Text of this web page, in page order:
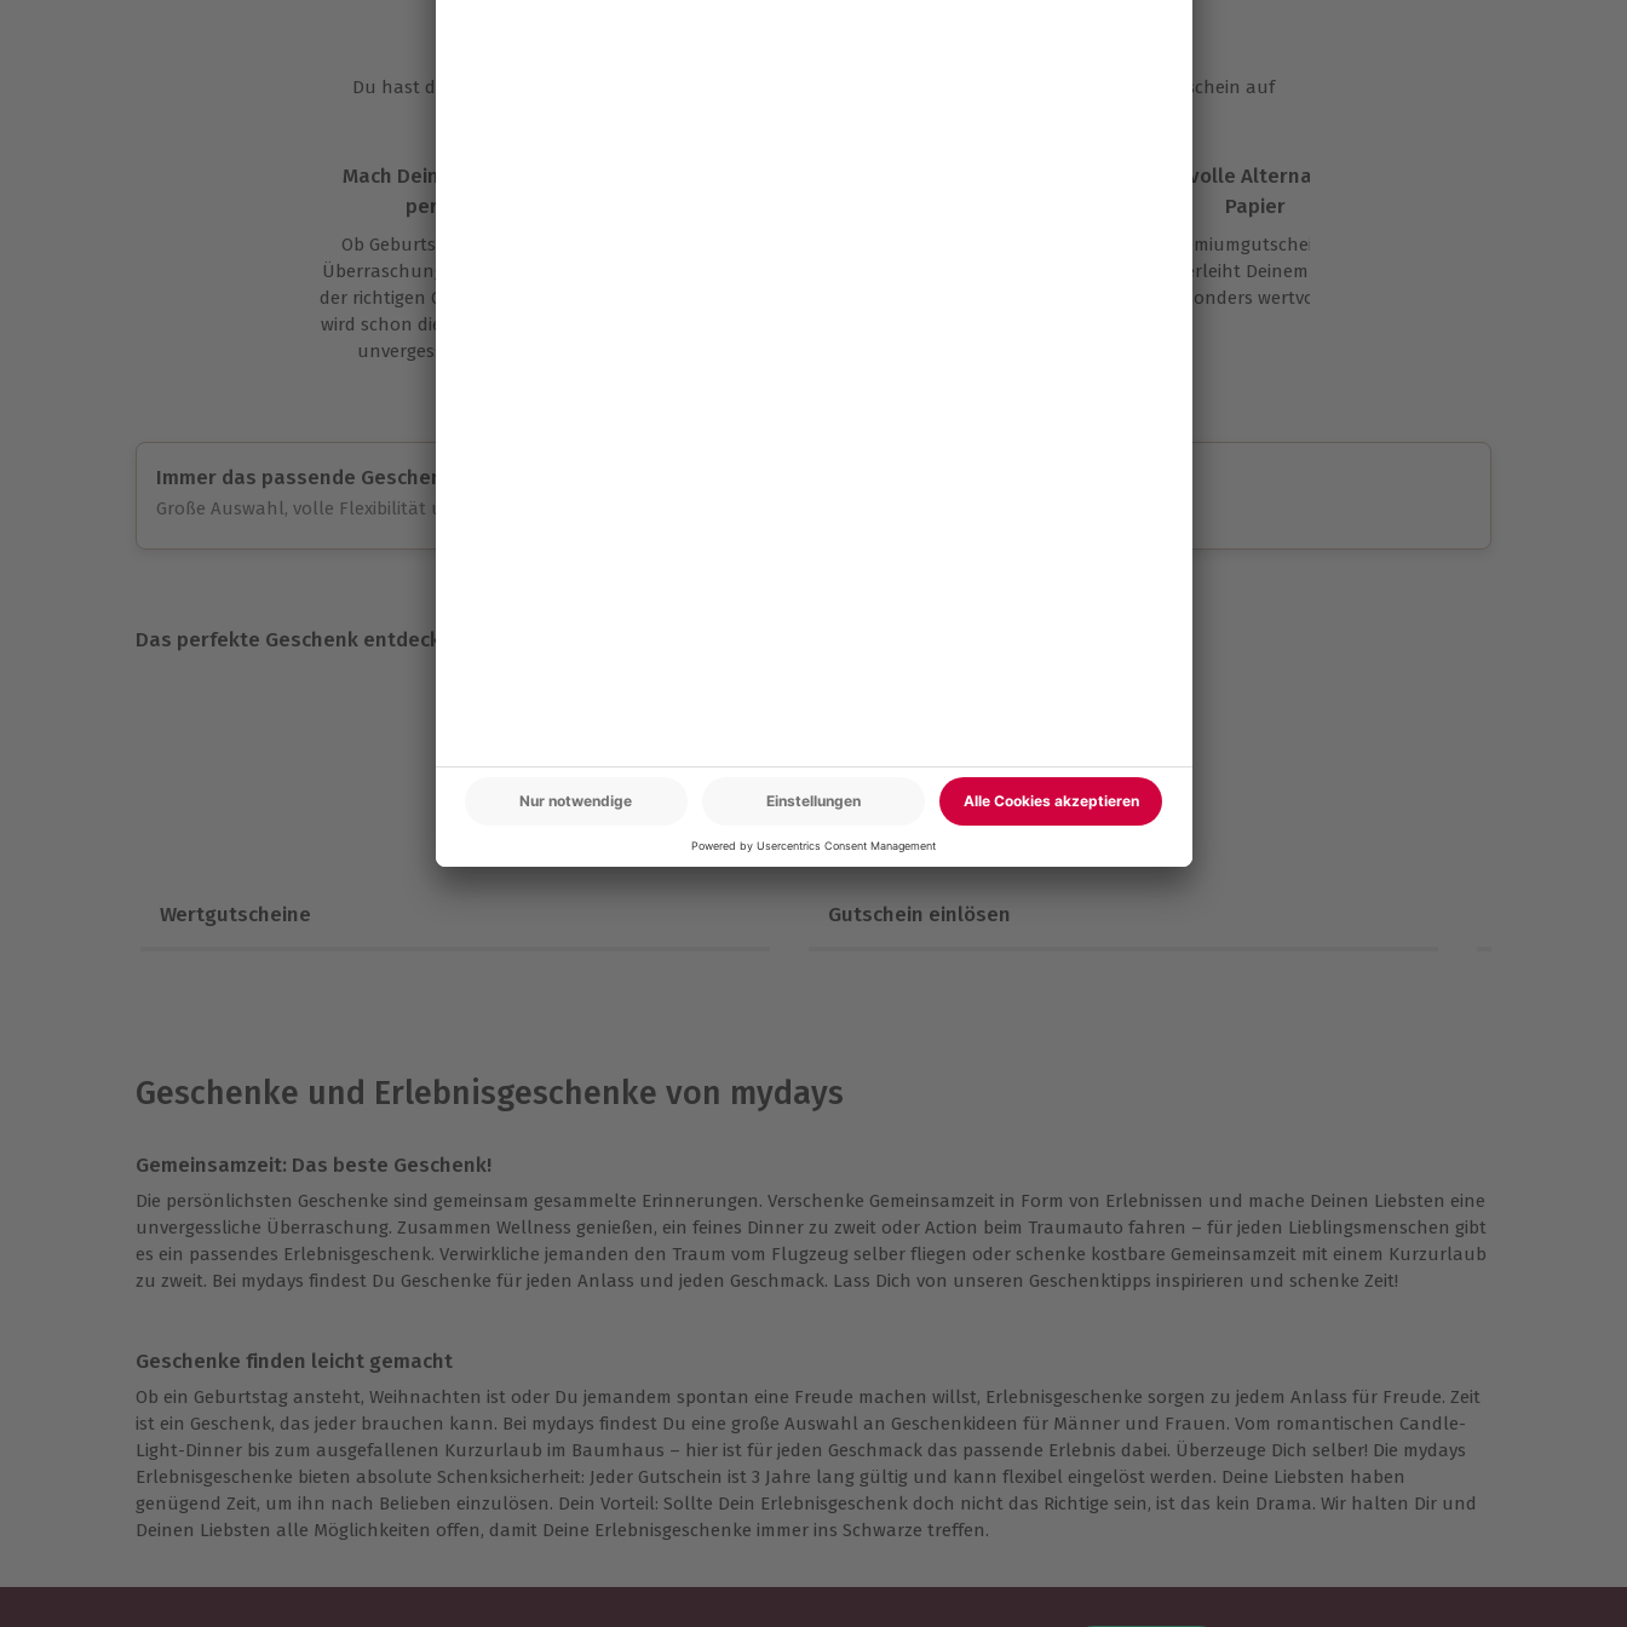
Du hast die Wahl: mach Deinen Liebsten eine Freude mit einer physischen Geschenkbox, einem Gutschein auf
Mach Dein Geschenk noch
persönlicher
Ob Geburtstag, Hochzeit oder
Überraschung zwischendurch: Mit
der richtigen Geschenkverpackung
wird schon die Übergabe zu einem
unvergesslichen Moment.
Die stilvolle Alternative aus
Papier
Unser Premiumgutschein im edlen
Kuvert verleiht Deinem Geschenk
eine besonders wertvolle Note.
Immer das passende Geschenk:
Große Auswahl, volle Flexibilität und maximale Sicherheit
Große Auswahl:Über 9.000 unvergessliche Erlebnisse.
Das perfekte Geschenk entdecken
Wertgutscheine Gutschein einlösen
Geschenke und Erlebnisgeschenke von mydays
Gemeinsamzeit: Das beste Geschenk!
Die persönlichsten Geschenke sind gemeinsam gesammelte Erinnerungen. Verschenke Gemeinsamzeit in Form von Erlebnissen und mache Deinen Liebsten eine
unvergessliche Überraschung. Zusammen Wellness genießen, ein feines Dinner zu zweit oder Action beim Traumauto fahren – für jeden Lieblingsmenschen gibt
es ein passendes Erlebnisgeschenk. Verwirkliche jemanden den Traum vom Flugzeug selber fliegen oder schenke kostbare Gemeinsamzeit mit einem Kurzurlaub
zu zweit. Bei mydays findest Du Geschenke für jeden Anlass und jeden Geschmack. Lass Dich von unseren Geschenktipps inspirieren und schenke Zeit!
Geschenke finden leicht gemacht
Ob ein Geburtstag ansteht, Weihnachten ist oder Du jemandem spontan eine Freude machen willst, Erlebnisgeschenke sorgen zu jedem Anlass für Freude. Zeit
ist ein Geschenk, das jeder brauchen kann. Bei mydays findest Du eine große Auswahl an Geschenkideen für Männer und Frauen. Vom romantischen Candle-
Light-Dinner bis zum ausgefallenen Kurzurlaub im Baumhaus – hier ist für jeden Geschmack das passende Erlebnis dabei. Überzeuge Dich selber! Die mydays
Erlebnisgeschenke bieten absolute Schenksicherheit: Jeder Gutschein ist 3 Jahre lang gültig und kann flexibel eingelöst werden. Deine Liebsten haben
genügend Zeit, um ihn nach Belieben einzulösen. Dein Vorteil: Sollte Dein Erlebnisgeschenk doch nicht das Richtige sein, ist das kein Drama. Wir halten Dir und
Deinen Liebsten alle Möglichkeiten offen, damit Deine Erlebnisgeschenke immer ins Schwarze treffen.